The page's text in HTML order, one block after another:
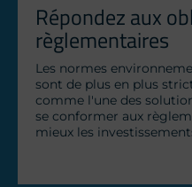
Répondez aux
règlementaires
Les normes
sont de plus en plus
comme l'une des
se conformer aux
mieux les